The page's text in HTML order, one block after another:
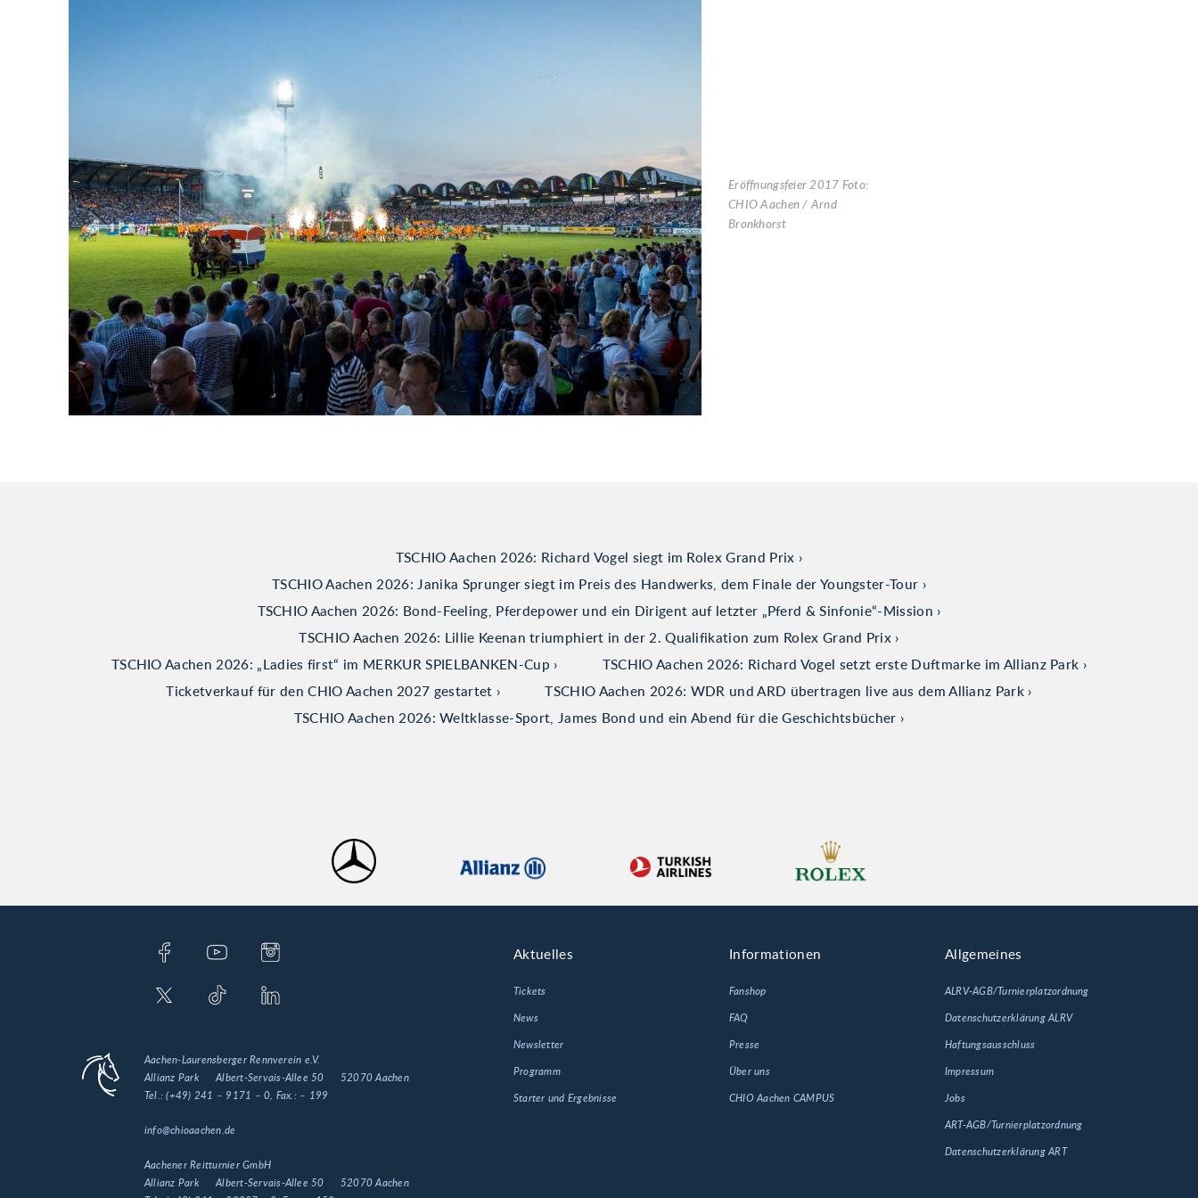
Eröffnungsfeier 2017 Foto:
CHIO Aachen / Arnd
Bronkhorst
TSCHIO Aachen 2026: Richard Vogel siegt im Rolex Grand Prix
TSCHIO Aachen 2026: Janika Sprunger siegt im Preis des Handwerks, dem Finale der Youngster-Tour
TSCHIO Aachen 2026: Bond-Feeling, Pferdepower und ein Dirigent auf letzter „Pferd & Sinfonie“-Mission
TSCHIO Aachen 2026: Lillie Keenan triumphiert in der 2. Qualifikation zum Rolex Grand Prix
TSCHIO Aachen 2026: „Ladies first“ im MERKUR SPIELBANKEN-Cup
TSCHIO Aachen 2026: Richard Vogel setzt erste Duftmarke im Allianz Park
Ticketverkauf für den CHIO Aachen 2027 gestartet
TSCHIO Aachen 2026: WDR und ARD übertragen live aus dem Allianz Park
TSCHIO Aachen 2026: Weltklasse-Sport, James Bond und ein Abend für die Geschichtsbücher
Aktuelles
Tickets
News
Newsletter
Programm
Starter und Ergebnisse
Informationen
Fanshop
FAQ
Presse
Über uns
CHIO Aachen CAMPUS
Allgemeines
ALRV-AGB/Turnierplatzordnung
Datenschutzerklärung ALRV
Haftungsausschluss
Impressum
Jobs
ART-AGB/Turnierplatzordnung
Datenschutzerklärung ART
Aachen-Laurensberger Rennverein e.V.
Allianz Park
Albert-Servais-Allee 50
52070 Aachen
Tel.:(+49) 241 – 9171 – 0 , Fax.: – 199
info@chioaachen.de
Aachener Reitturnier GmbH
Allianz Park
Albert-Servais-Allee 50
52070 Aachen